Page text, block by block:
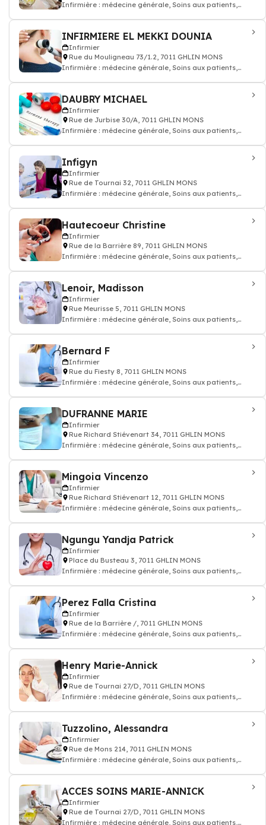
Infirmière : médecine générale, Soins aux patients,
INFIRMIERE EL MEKKI DOUNIA
Infirmier
Rue du Mouligneau 73/1.2, 7011 GHLIN MONS
Infirmière : médecine générale, Soins aux patients,
DAUBRY MICHAEL
Infirmier
Rue de Jurbise 30/A, 7011 GHLIN MONS
Infirmière : médecine générale, Soins aux patients,
Infigyn
Infirmier
Rue de Tournai 32, 7011 GHLIN MONS
Infirmière : médecine générale, Soins aux patients,
Hautecoeur Christine
Infirmier
Rue de la Barrière 89, 7011 GHLIN MONS
Infirmière : médecine générale, Soins aux patients,
Lenoir, Madisson
Infirmier
Rue Meurisse 5, 7011 GHLIN MONS
Infirmière : médecine générale, Soins aux patients,
Bernard F
Infirmier
Rue du Fiesty 8, 7011 GHLIN MONS
Infirmière : médecine générale, Soins aux patients,
DUFRANNE MARIE
Infirmier
Rue Richard Stiévenart 34, 7011 GHLIN MONS
Infirmière : médecine générale, Soins aux patients,
Mingoia Vincenzo
Infirmier
Rue Richard Stiévenart 12, 7011 GHLIN MONS
Infirmière : médecine générale, Soins aux patients,
Ngungu Yandja Patrick
Infirmier
Place du Busteau 3, 7011 GHLIN MONS
Infirmière : médecine générale, Soins aux patients,
Perez Falla Cristina
Infirmier
Rue de la Barrière /, 7011 GHLIN MONS
Infirmière : médecine générale, Soins aux patients,
Henry Marie-Annick
Infirmier
Rue de Tournai 27/D, 7011 GHLIN MONS
Infirmière : médecine générale, Soins aux patients,
Tuzzolino, Alessandra
Infirmier
Rue de Mons 214, 7011 GHLIN MONS
Infirmière : médecine générale, Soins aux patients,
ACCES SOINS MARIE-ANNICK
Infirmier
Rue de Tournai 27/D, 7011 GHLIN MONS
Infirmière : médecine générale, Soins aux patients,